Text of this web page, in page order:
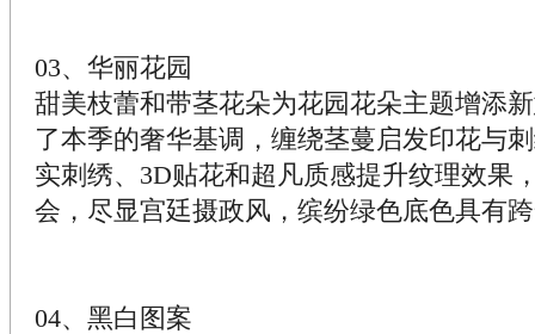
03、华丽花园
甜美枝蕾和带茎花朵为花园花朵主题增添
了本季的奢华基调，缠绕茎蔓启发印花与
实刺绣、3D贴花和超凡质感提升纹理效果
会，尽显宫廷摄政风，缤纷绿色底色具有
04、黑白图案